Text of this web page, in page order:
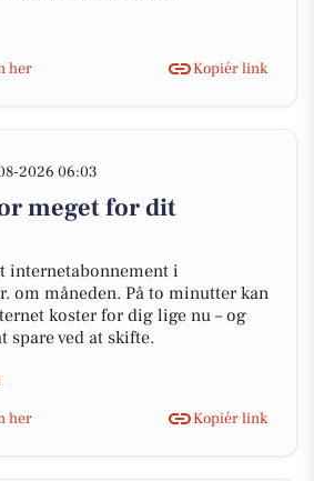
her
Kopiér link
2026 06:03
meget for dit
internetabonnement i
om måneden. På to minutter kan
koster for dig lige nu – og
spare ved at skifte.
her
Kopiér link